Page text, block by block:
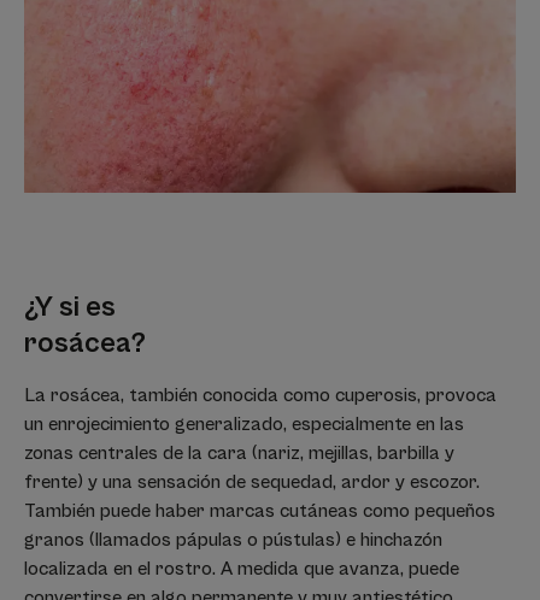
¿Y si es
rosácea?
La rosácea, también conocida como cuperosis, provoca
un enrojecimiento generalizado, especialmente en las
zonas centrales de la cara (nariz, mejillas, barbilla y
frente) y una sensación de sequedad, ardor y escozor.
También puede haber marcas cutáneas como pequeños
granos (llamados pápulas o pústulas) e hinchazón
localizada en el rostro. A medida que avanza, puede